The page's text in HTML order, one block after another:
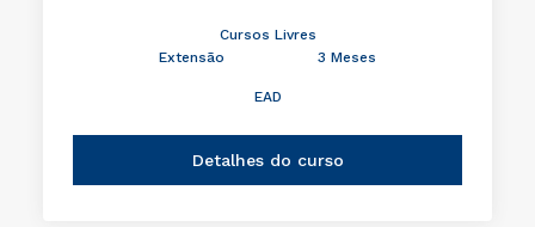
Cursos Livres
Extensão
3 Meses
EAD
Detalhes do curso